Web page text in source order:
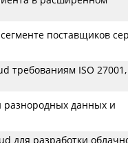
поставщиков
требованиям ISO 27001,
разнородных данных и
для разработки